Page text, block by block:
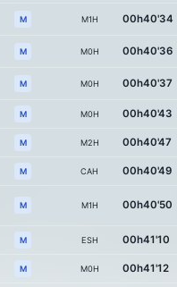
M M1H 00h40'34
M M0H 00h40'36
M M0H 00h40'37
M M0H 00h40'43
M M2H 00h40'47
M CAH 00h40'49
M M1H 00h40'50
M ESH 00h41'10
M M0H 00h41'12